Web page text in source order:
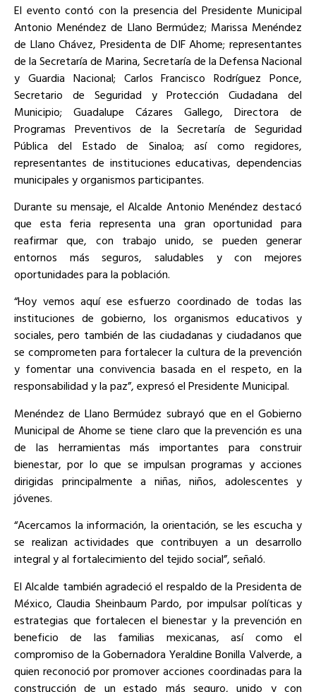
El evento contó con la presencia del Presidente Municipal
Antonio Menéndez de Llano Bermúdez; Marissa Menéndez
de Llano Chávez, Presidenta de DIF Ahome; representantes
de la Secretaría de Marina, Secretaría de la Defensa Nacional
y Guardia Nacional; Carlos Francisco Rodríguez Ponce,
Secretario de Seguridad y Protección Ciudadana del
Municipio; Guadalupe Cázares Gallego, Directora de
Programas Preventivos de la Secretaría de Seguridad
Pública del Estado de Sinaloa; así como regidores,
representantes de instituciones educativas, dependencias
municipales y organismos participantes.
Durante su mensaje, el Alcalde Antonio Menéndez destacó
que esta feria representa una gran oportunidad para
reafirmar que, con trabajo unido, se pueden generar
entornos más seguros, saludables y con mejores
oportunidades para la población.
“Hoy vemos aquí ese esfuerzo coordinado de todas las
instituciones de gobierno, los organismos educativos y
sociales, pero también de las ciudadanas y ciudadanos que
se comprometen para fortalecer la cultura de la prevención
y fomentar una convivencia basada en el respeto, en la
responsabilidad y la paz”, expresó el Presidente Municipal.
Menéndez de Llano Bermúdez subrayó que en el Gobierno
Municipal de Ahome se tiene claro que la prevención es una
de las herramientas más importantes para construir
bienestar, por lo que se impulsan programas y acciones
dirigidas principalmente a niñas, niños, adolescentes y
jóvenes.
“Acercamos la información, la orientación, se les escucha y
se realizan actividades que contribuyen a un desarrollo
integral y al fortalecimiento del tejido social”, señaló.
El Alcalde también agradeció el respaldo de la Presidenta de
México, Claudia Sheinbaum Pardo, por impulsar políticas y
estrategias que fortalecen el bienestar y la prevención en
beneficio de las familias mexicanas, así como el
compromiso de la Gobernadora Yeraldine Bonilla Valverde, a
quien reconoció por promover acciones coordinadas para la
construcción de un estado más seguro, unido y con